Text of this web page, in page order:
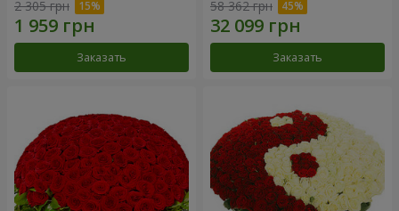
2 305 грн
Заказать
58 362 грн
Заказать